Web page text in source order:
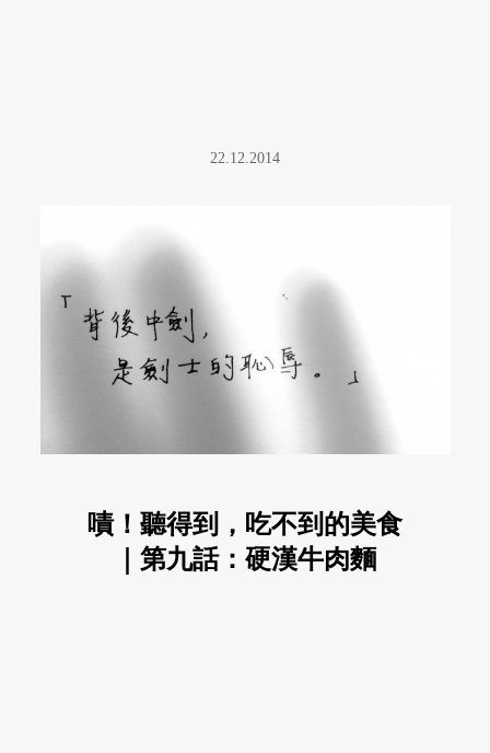
22.12.2014
嘖！聽得到，吃不到的美食
｜第九話：硬漢牛肉麵